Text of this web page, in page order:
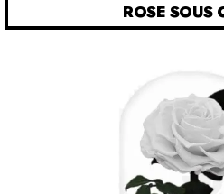
ROSE SOUS